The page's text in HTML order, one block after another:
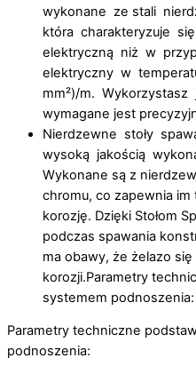
wykonane ze stali
która charakteryzuje
elektryczną niż w
elektryczny w
mm²)/m.
wymagane jest
Nierdzewne stoły
wysoką jakością
Wykonane są z
chromu, co zapewnia
korozję. Dzięki Stołom
podczas spawania
ma obawy, że żelazo
korozji.Parametry
systemem podnoszenia:
Parametry techniczne
podnoszenia: